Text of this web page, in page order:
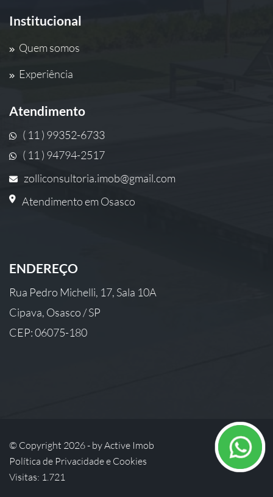
Institucional
Quem somos
Experiência
Atendimento
( 11 ) 99352-6733
( 11 ) 94794-2517
zolliconsultoria.imob@gmail.com
Atendimento em Osasco
ENDEREÇO
Rua Pedro Michelli, 17, Sala 10A
Cipava, Osasco / SP
CEP: 06075-180
© Copyright 2026 - byActive Imob
Política de Privacidade e Cookies
Visitas: 1.721